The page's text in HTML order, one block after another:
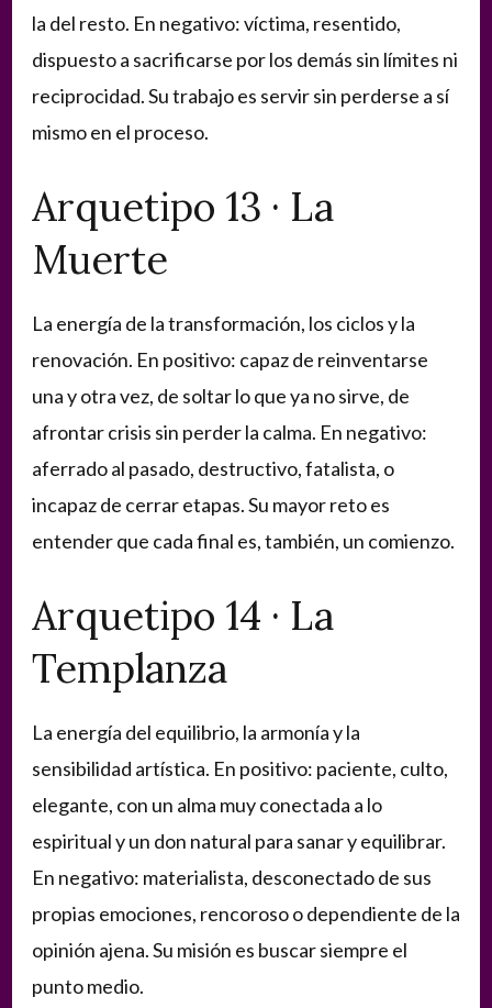
la del resto. En negativo: víctima, resentido,
dispuesto a sacrificarse por los demás sin límites ni
reciprocidad. Su trabajo es servir sin perderse a sí
mismo en el proceso.
Arquetipo 13 · La
Muerte
La energía de la transformación, los ciclos y la
renovación. En positivo: capaz de reinventarse
una y otra vez, de soltar lo que ya no sirve, de
afrontar crisis sin perder la calma. En negativo:
aferrado al pasado, destructivo, fatalista, o
incapaz de cerrar etapas. Su mayor reto es
entender que cada final es, también, un comienzo.
Arquetipo 14 · La
Templanza
La energía del equilibrio, la armonía y la
sensibilidad artística. En positivo: paciente, culto,
elegante, con un alma muy conectada a lo
espiritual y un don natural para sanar y equilibrar.
En negativo: materialista, desconectado de sus
propias emociones, rencoroso o dependiente de la
opinión ajena. Su misión es buscar siempre el
punto medio.